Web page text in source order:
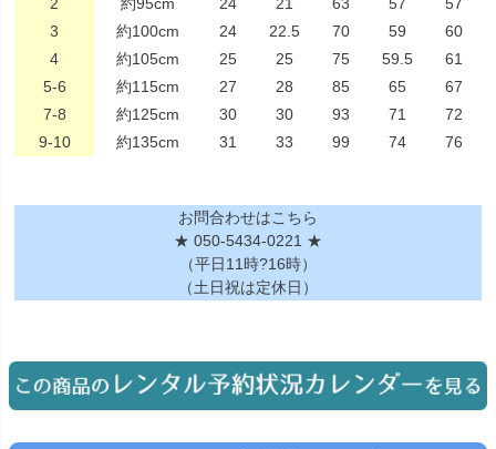
3
約100cm 24 22.5 70 59
60
4
約105cm 25 25 75 59.5
61
5-6
約115cm 27 28 85 65
67
7-8
約125cm 30 30 93 71
72
9-10
約135cm 31 33 99 74 76
お問合わせはこちら
★ 050-5434-0221 ★
（平日11時?16時）
（土日祝は定休日）